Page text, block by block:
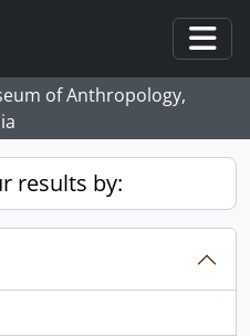
of Anthropology,
results by: